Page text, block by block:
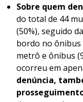
Sobre quem
do total de 44
(50%), seguido
bordo no ônibus
metrô e ônibus
ocorreu em
denúncia,